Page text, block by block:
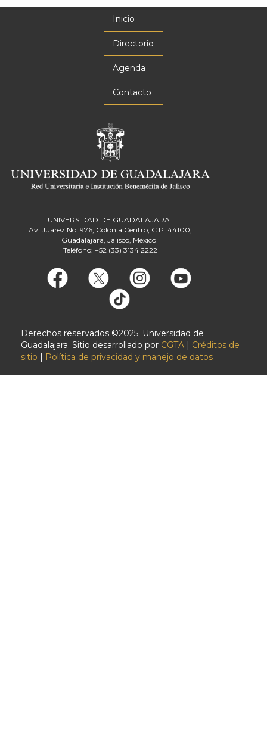
Inicio
Directorio
Agenda
Contacto
UNIVERSIDAD DE GUADALAJARA
Av. Juárez No. 976, Colonia Centro, C.P. 44100,
Guadalajara, Jalisco, México
Teléfono: +52 (33) 3134 2222
Derechos reservados ©2025. Universidad de
Guadalajara. Sitio desarrollado por CGTA | Créditos de
sitio | Política de privacidad y manejo de datos